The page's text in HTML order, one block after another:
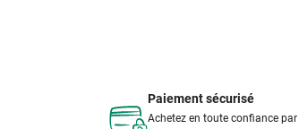
Paiement sécurisé
Achetez en toute confiance par